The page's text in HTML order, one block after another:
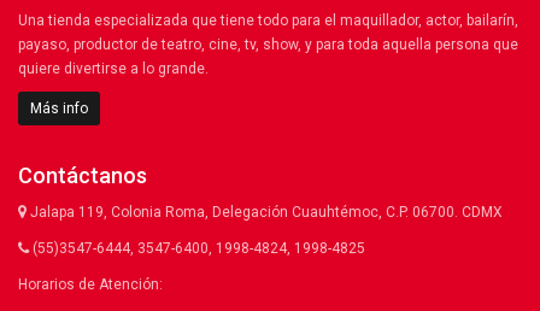
Una tienda especializada que tiene todo para el maquillador, actor, bailarín,
payaso, productor de teatro, cine, tv, show, y para toda aquella persona que
quiere divertirse a lo grande.
Más info
Contáctanos
Jalapa 119, Colonia Roma, Delegación Cuauhtémoc, C.P. 06700. CDMX
(55)3547-6444, 3547-6400, 1998-4824, 1998-4825
Horarios de Atención: